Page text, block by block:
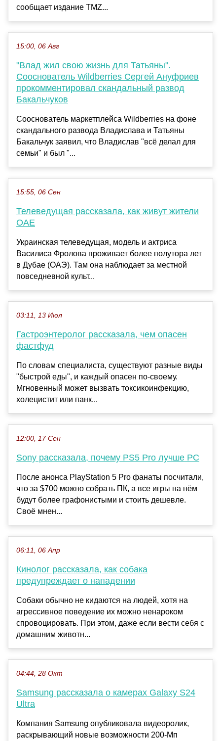
сообщает издание TMZ...
15:00, 06 Авг
"Влад жил свою жизнь для Татьяны".
Сооснователь Wildberries Сергей Ануфриев
прокомментировал скандальный развод
Бакальчуков
Сооснователь маркетплейса Wildberries на фоне
скандального развода Владислава и Татьяны
Бакальчук заявил, что Владислав "всё делал для
семьи" и был "...
15:55, 06 Сен
Телеведущая рассказала, как живут жители
ОАE
Украинская телеведущая, модель и актриса
Василиса Фролова проживает более полутора лет
в Дубае (ОАЭ). Там она наблюдает за местной
повседневной культ...
03:11, 13 Июл
Гастроэнтеролог рассказала, чем опасен
фастфуд
По словам специалиста, существуют разные виды
"быстрой еды", и каждый опасен по-своему.
Мгновенный может вызвать токсикоинфекцию,
холецистит или панк...
12:00, 17 Сен
Sony рассказала, почему PS5 Pro лучше PC
После анонса PlayStation 5 Pro фанаты посчитали,
что за $700 можно собрать ПК, а все игры на нём
будут более графонистыми и стоить дешевле.
Своё мнен...
06:11, 06 Апр
Кинолог рассказала, как собака
предупреждает о нападении
Собаки обычно не кидаются на людей, хотя на
агрессивное поведение их можно ненароком
спровоцировать. При этом, даже если вести себя с
домашним животн...
04:44, 28 Окт
Samsung рассказала о камерах Galaxy S24
Ultra
Компания Samsung опубликовала видеоролик,
раскрывающий новые возможности 200-Мп